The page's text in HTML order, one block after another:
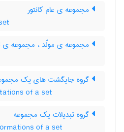
مجموعه ی عام کانتور
مجموعه ی مولّد ، مجموعه ی
گروه جایگشت های یک
of a set
گروه تبدیلات یک مجموعه
of a set